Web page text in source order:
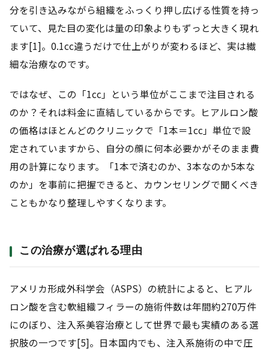
分を引き込みながら組織をふっくり押し広げる性質を持っ
ていて、見た目の変化は量の印象よりもずっと大きく現れ
ます[1]。0.1cc違うだけで仕上がりが変わるほど、実は繊
細な治療なのです。
ではなぜ、この「1cc」という単位がここまで注目される
のか？それは料金に直結しているからです。ヒアルロン酸
の価格はほとんどのクリニックで「1本＝1cc」単位で設
定されていますから、自分の顔に何本必要かがそのまま費
用の計算になります。「1本で済むのか、3本なのか5本な
のか」を事前に把握できると、カウンセリングで聞くべき
こともかなり整理しやすくなります。
この治療が選ばれる理由
アメリカ形成外科学会（ASPS）の統計によると、ヒアル
ロン酸を含む軟組織フィラーの施術件数は年間約270万件
にのぼり、注入系美容治療として世界で最も実績のある選
択肢の一つです[5]。日本国内でも、注入系施術の中で圧